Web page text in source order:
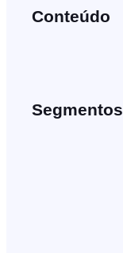
Conteúdo
Segmentos